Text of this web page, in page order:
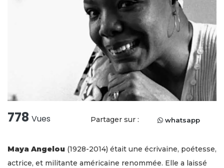
778 Vues Partager sur : whatsapp
Maya Angelou (1928-2014) était une écrivaine, poétesse,
actrice, et militante américaine renommée. Elle a laissé